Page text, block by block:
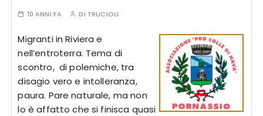
10 ANNI FA DI TRUCIOLI
Migranti in Riviera e
nell’entroterra. Tema di
scontro, di polemiche, tra
disagio vero e intolleranza,
paura. Pare naturale, ma non
lo è affatto che si finisca quasi